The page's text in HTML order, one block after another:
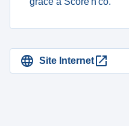
Site Internet